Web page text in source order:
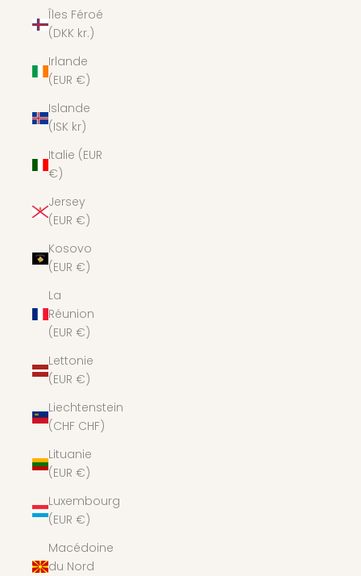
Îles Féroé
(DKK kr.)
Irlande
(EUR €)
Islande
(ISK kr)
Italie (EUR
€)
Jersey
(EUR €)
Kosovo
(EUR €)
La
Réunion
(EUR €)
Lettonie
(EUR €)
Liechtenstein
(CHF CHF)
Lituanie
(EUR €)
Luxembourg
(EUR €)
Macédoine
du Nord